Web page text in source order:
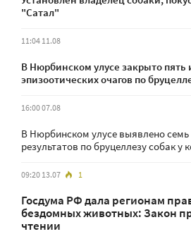
"Сатал"
11:04 11.08
В Нюрбинском улусе закрыто пять
эпизоотических очагов по
16:00 07.08
В Нюрбинском улусе выявлено
результатов по бруцеллезу собак
09:20 13.07 1
Госдума РФ дала регионам
бездомных животных: Закон
чтении